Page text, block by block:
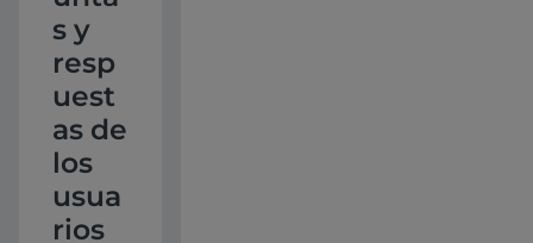
s y
resp
uest
as de
los
usua
rios